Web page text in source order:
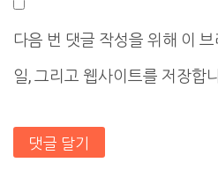
다음 번 댓글 작성을 위해 이 브
일, 그리고 웹사이트를 저장합